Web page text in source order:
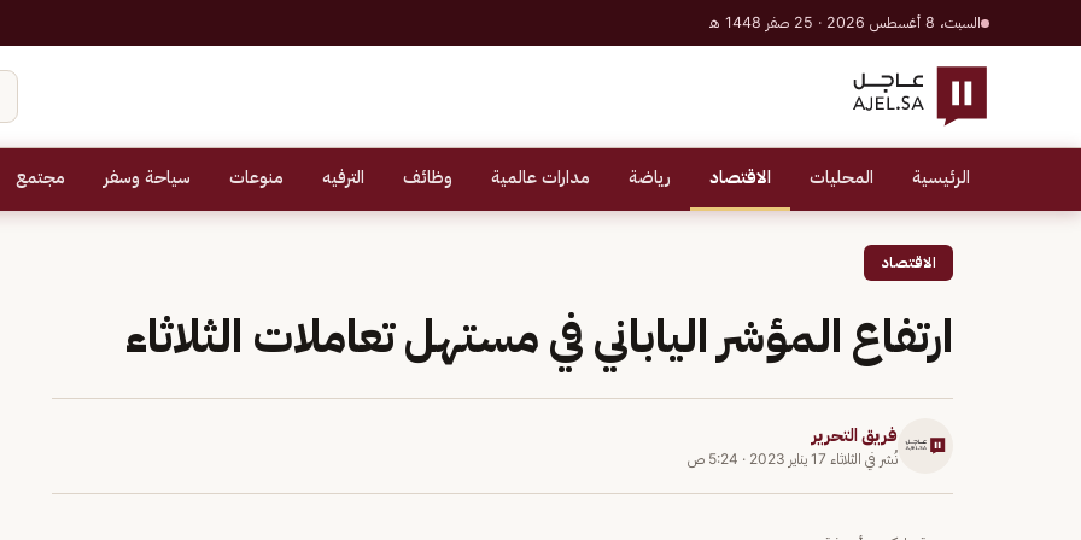
السبت، 8 أغسطس 2026 · 25 صفر 1448 هـ
الرئيسية المحليات الاقتصاد رياضة مدارات عالمية وظائف الترفيه منوعات سياحة وسفر مجتمع
الاقتصاد
ارتفاع المؤشر الياباني في مستهل تعاملات الثلاثاء
فريق التحرير
نُشر في الثلاثاء 17 يناير 2023 · 5:24 ص